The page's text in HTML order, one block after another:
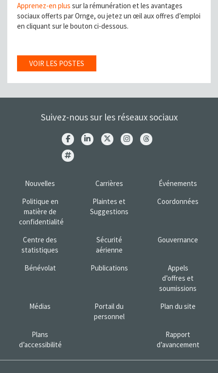
Apprenez-en plus sur la rémunération et les avantages
sociaux offerts par Ornge, ou jetez un œil aux offres d’emploi
en cliquant sur le bouton ci-dessous.
VOIR LES POSTES
Suivez-nous sur les réseaux sociaux
Nouvelles Carrières
Événements
Politique en
matière de
confidentialité
Plaintes et
Suggestions
Coordonnées
Centre des
statistiques
Sécurité
aérienne
Gouvernance
Bénévolat Publications
Appels
d’offres et
soumissions
Médias
Portail du
personnel
Plan du site
Plans
d’accessibilité
Rapport
d’avancement